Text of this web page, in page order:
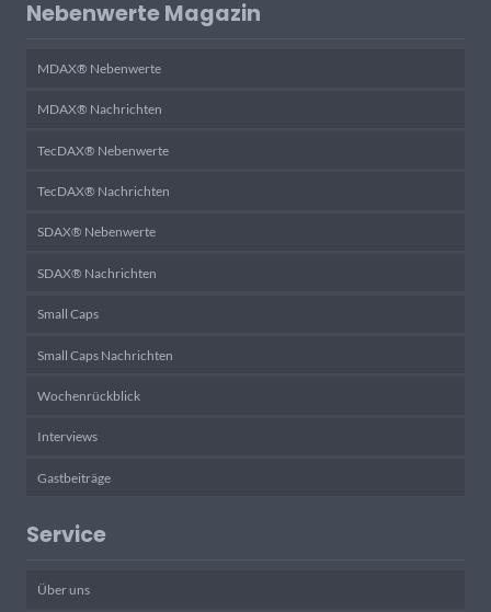
Nebenwerte Magazin
MDAX® Nebenwerte
MDAX® Nachrichten
TecDAX® Nebenwerte
TecDAX® Nachrichten
SDAX® Nebenwerte
SDAX® Nachrichten
Small Caps
Small Caps Nachrichten
Wochenrückblick
Interviews
Gastbeiträge
Service
Über uns